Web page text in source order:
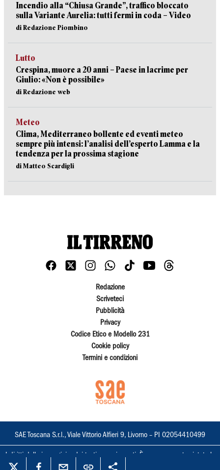
Incendio alla “Chiusa Grande”, traffico bloccato
sulla Variante Aurelia: tutti fermi in coda – Video
di Redazione Piombino
Lutto
Crespina, muore a 20 anni – Paese in lacrime per
Giulio: «Non è possibile»
di Redazione web
Meteo
Clima, Mediterraneo bollente ed eventi meteo
sempre più intensi: l’analisi dell’esperto Lamma e la
tendenza per la prossima stagione
di Matteo Scardigli
Redazione
Scriveteci
Pubblicità
Privacy
Codice Etico e Modello 231
Cookie policy
Termini e condizioni
SAE Toscana S.r.l., Viale Vittorio Alfieri 9, Livorno – PI 02054410499
I diritti delle immagini e dei testi sono riservati. È espressamente vietata la
loro riproduzione con qualsiasi mezzo e l'adattamento totale o parziale.